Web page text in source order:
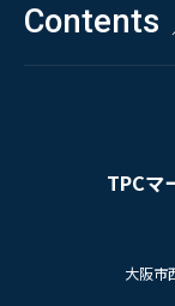
TPCマ
大阪市
掲載情報
- 求める人物像
Contents
お問い合わせ
プライバシーポ